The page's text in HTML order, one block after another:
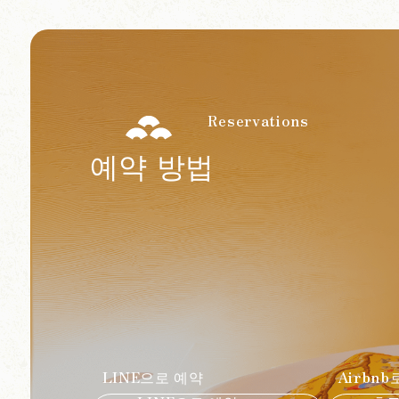
Reservations
예약 방법
LINE으로 예약
Airbnb